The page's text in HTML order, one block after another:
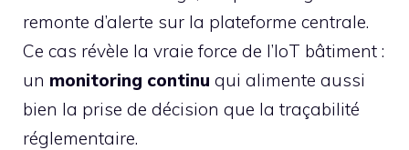
remonte d’alerte sur la plateforme centrale.
Ce cas révèle la vraie force de l’IoT bâtiment :
un monitoring continu qui alimente aussi
bien la prise de décision que la traçabilité
réglementaire.